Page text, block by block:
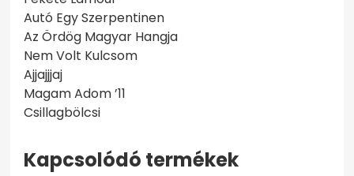
Autó Egy Szerpentinen
Az Ördög Magyar Hangja
Nem Volt Kulcsom
Ajjajjjaj
Magam Adom ’11
Csillagbölcsi
Kapcsolódó termékek